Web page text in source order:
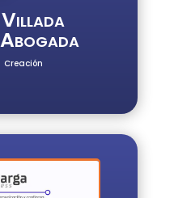
Creación